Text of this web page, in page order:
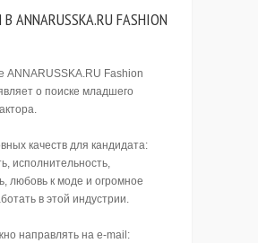
ANNARUSSKA.RU FASHION
ANNARUSSKA.RU Fashion
о поиске младшего
качеств для кандидата:
исполнительность,
любовь к моде и огромное
в этой индустрии.
направлять на e-mail: